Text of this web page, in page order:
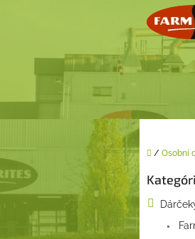
Domov
/ Osobní
B
č
n
ý
Preskočiť